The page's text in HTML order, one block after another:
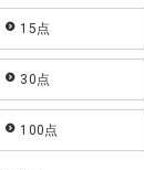
15点
30点
100点